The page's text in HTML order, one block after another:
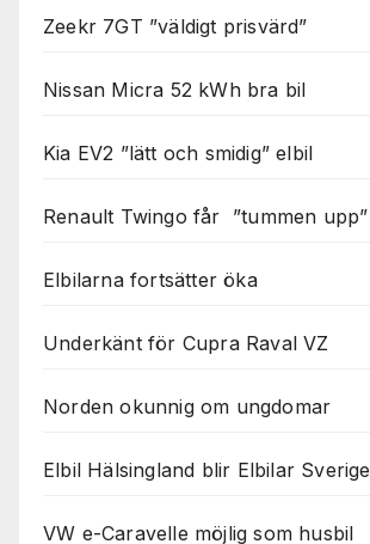
Zeekr 7GT ”väldigt prisvärd”
Nissan Micra 52 kWh bra bil
Kia EV2 ”lätt och smidig” elbil
Renault Twingo får ”tummen upp”
Elbilarna fortsätter öka
Underkänt för Cupra Raval VZ
Norden okunnig om ungdomar
Elbil Hälsingland blir Elbilar Sverige
VW e-Caravelle möjlig som husbil